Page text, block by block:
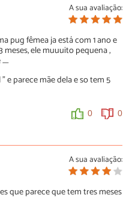
A sua avaliação:
pug fêmea ja está com 1 ano e
ele muuuito pequena ,
parece mãe dela e so tem 5
0 0
ele pesa hoje 610 gramas,
ela disse que ele provavelmente
um cão tiny, nao sei se
A sua avaliação:
que parece que tem tres meses